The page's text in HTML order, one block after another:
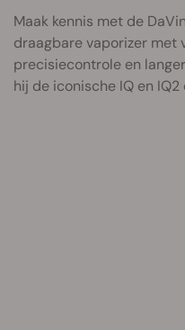
Maak kennis met de
draagbare vaporizer met
precisiecontrole en
hij de iconische IQ en